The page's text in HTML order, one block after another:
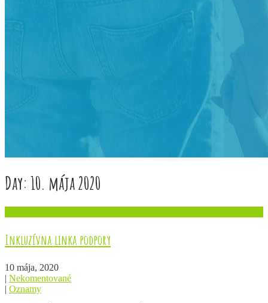
Day: 10. mája 2020
Inkluzívna linka podpory
10 mája, 2020
| Nekomentované
| Oznamy